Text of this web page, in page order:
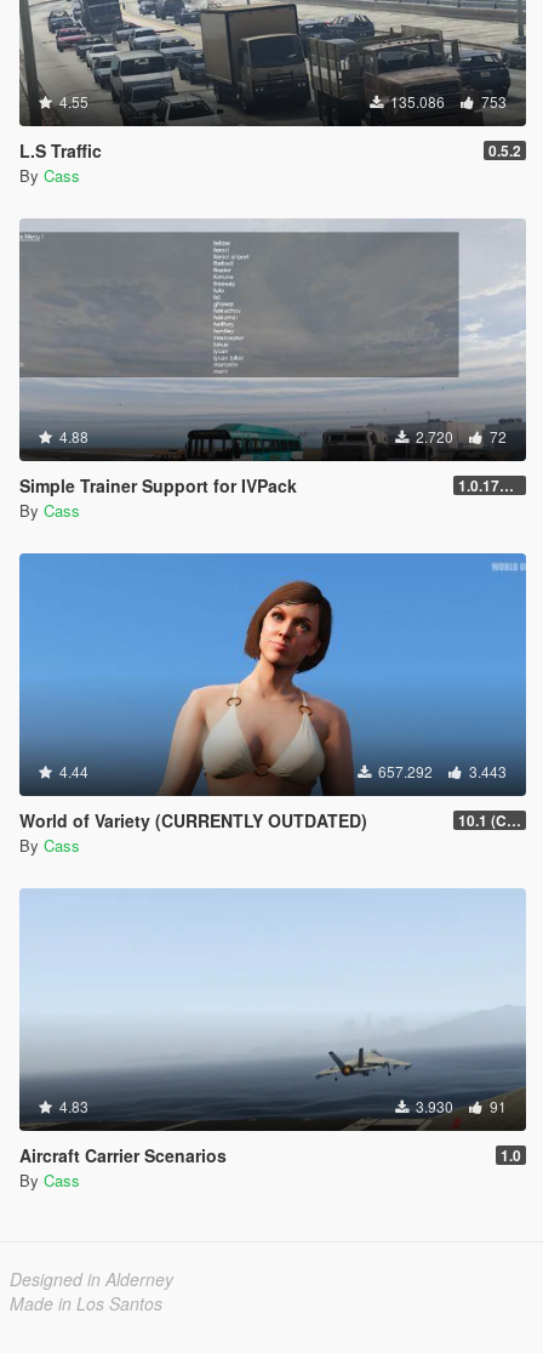
4.55 135.086 753
L.S Traffic 0.5.2
By Cass
4.88 2.720 72
Simple Trainer Support for IVPack 1.0.170 [FINAL]
By Cass
4.44 657.292 3.443
World of Variety (CURRENTLY OUTDATED) 10.1 (Cayo Perico Heist DLC)
By Cass
4.83 3.930 91
Aircraft Carrier Scenarios 1.0
By Cass
Designed in Alderney
Made in Los Santos